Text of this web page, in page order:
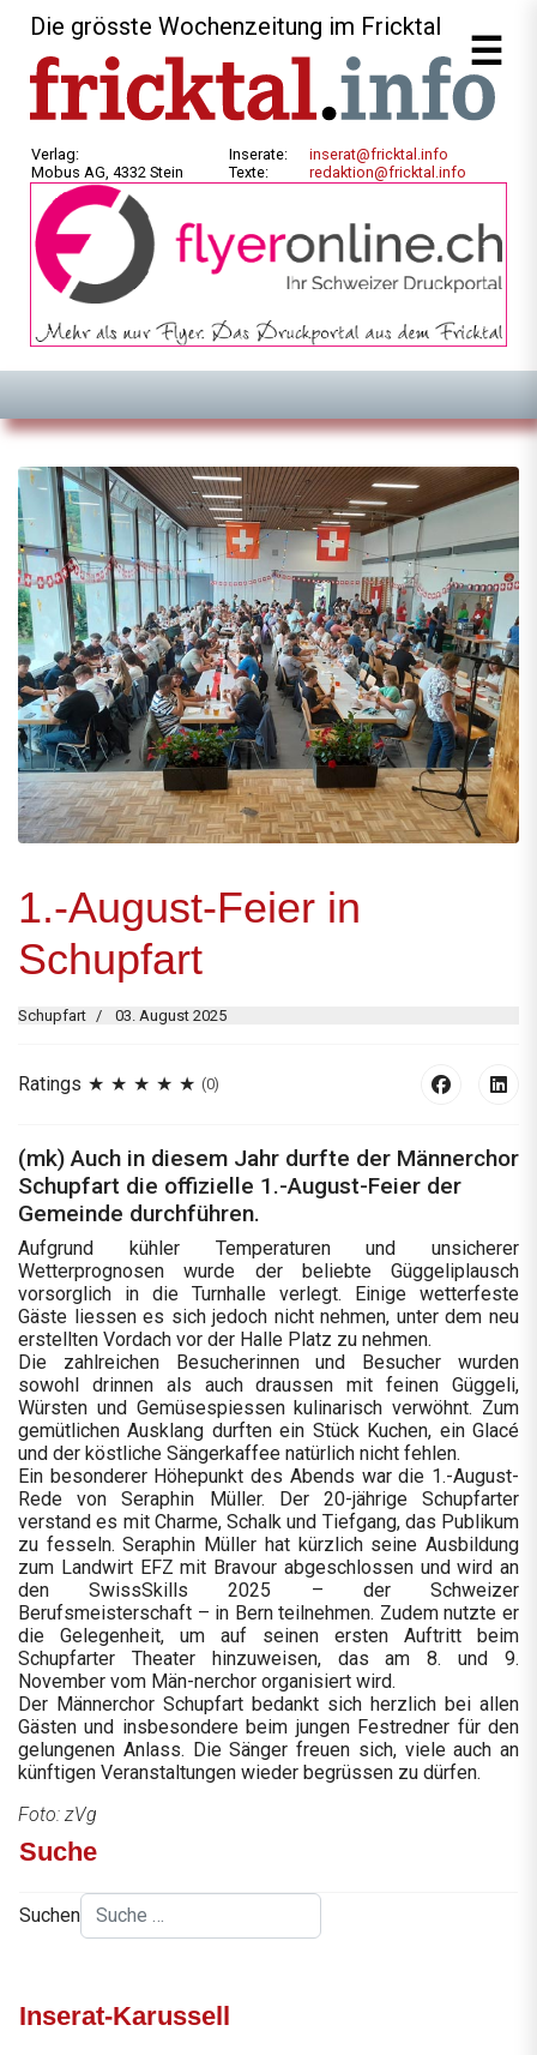
Die grösste Wochenzeitung im Fricktal
Verlag:
Mobus AG, 4332 Stein
Inserate:
Texte:
inserat@fricktal.info
redaktion@fricktal.info
1.-August-Feier in
Schupfart
Schupfart 03. August 2025
Ratings (0)
(mk) Auch in diesem Jahr durfte der Männerchor
Schupfart die offizielle 1.-August-Feier der
Gemeinde durchführen.
Aufgrund kühler Temperaturen und unsicherer
Wetterprognosen wurde der beliebte Güggeliplausch
vorsorglich in die Turnhalle verlegt. Einige wetterfeste
Gäste liessen es sich jedoch nicht nehmen, unter dem neu
erstellten Vordach vor der Halle Platz zu nehmen.
Die zahlreichen Besucherinnen und Besucher wurden
sowohl drinnen als auch draussen mit feinen Güggeli,
Würsten und Gemüsespiessen kulinarisch verwöhnt. Zum
gemütlichen Ausklang durften ein Stück Kuchen, ein Glacé
und der köstliche Sängerkaffee natürlich nicht fehlen.
Ein besonderer Höhepunkt des Abends war die 1.-August-
Rede von Seraphin Müller. Der 20-jährige Schupfarter
verstand es mit Charme, Schalk und Tiefgang, das Publikum
zu fesseln. Seraphin Müller hat kürzlich seine Ausbildung
zum Landwirt EFZ mit Bravour abgeschlossen und wird an
den SwissSkills 2025 – der Schweizer
Berufsmeisterschaft – in Bern teilnehmen. Zudem nutzte er
die Gelegenheit, um auf seinen ersten Auftritt beim
Schupfarter Theater hinzuweisen, das am 8. und 9.
November vom Män-nerchor organisiert wird.
Der Männerchor Schupfart bedankt sich herzlich bei allen
Gästen und insbesondere beim jungen Festredner für den
gelungenen Anlass. Die Sänger freuen sich, viele auch an
künftigen Veranstaltungen wieder begrüssen zu dürfen.
Foto: zVg
Suche
Suchen
Inserat-Karussell